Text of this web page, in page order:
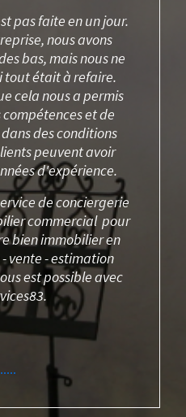
pas faite en un jour.
nous avons
bas, mais nous ne
tout était à refaire.
cela nous a permis
et de
des conditions
peuvent avoir
d'expérience.
de conciergerie
commercial pour
bien immobilier en
vente - estimation
est possible avec